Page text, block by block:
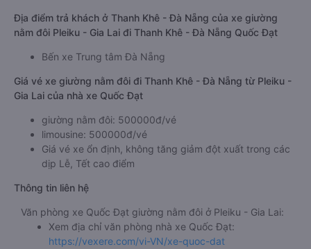
Địa điểm trả khách ở Thanh Khê - Đà Nẵng của xe giường
nằm đôi Pleiku - Gia Lai đi Thanh Khê - Đà Nẵng Quốc Đạt
Bến xe Trung tâm Đà Nẵng
Giá vé xe giường nằm đôi đi Thanh Khê - Đà Nẵng từ Pleiku -
Gia Lai của nhà xe Quốc Đạt
giường nằm đôi: 500000đ/vé
limousine: 500000đ/vé
Giá vé xe ổn định, không tăng giảm đột xuất trong các
dịp Lễ, Tết cao điểm
Thông tin liên hệ
Văn phòng xe Quốc Đạt giường nằm đôi ở Pleiku - Gia Lai:
Xem địa chỉ văn phòng nhà xe Quốc Đạt:
https://vexere.com/vi-VN/xe-quoc-dat